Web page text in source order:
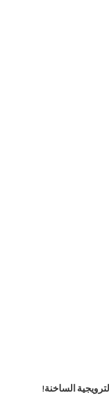
الساخنة!